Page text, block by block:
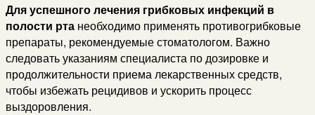
Для успешного лечения грибковых инфекций в
полости рта необходимо применять противогрибковые
препараты, рекомендуемые стоматологом. Важно
следовать указаниям специалиста по дозировке и
продолжительности приема лекарственных средств,
чтобы избежать рецидивов и ускорить процесс
выздоровления.